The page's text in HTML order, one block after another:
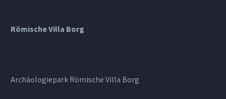
Römische Villa Borg
Archäologiepark Römische Villa Borg